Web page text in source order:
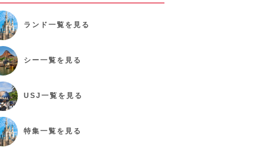
ランド 一覧を見る
シー一覧を見る
USJ 一覧を見る
特集一覧を見る